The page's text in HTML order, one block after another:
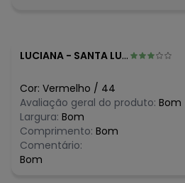
LUCIANA - SANTA LUZIA - MG
Cor: Vermelho / 44
Avaliação geral do produto: Bom
Largura: Bom
Comprimento: Bom
Comentário:
Bom